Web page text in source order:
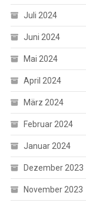
Juli 2024
Juni 2024
Mai 2024
April 2024
März 2024
Februar 2024
Januar 2024
Dezember 2023
November 2023